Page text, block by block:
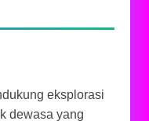
eksplorasi
dewasa yang